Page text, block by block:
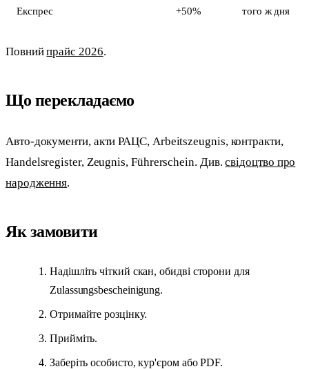
Експрес +50% того ж дня
Повнийпрайс 2026.
Що перекладаємо
Авто-документи, акти РАЦС, Arbeitszeugnis, контракти,
Handelsregister, Zeugnis, Führerschein. Див.свідоцтво про
народження.
Як замовити
Надішліть чіткий скан, обидві сторони для
Zulassungsbescheinigung.
Отримайте розцінку.
Прийміть.
Заберіть особисто, кур'єром або PDF.